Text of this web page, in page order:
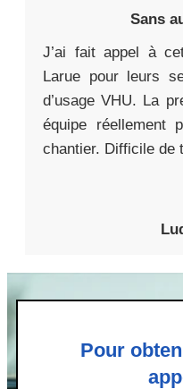
Sans
J’ai fait appel à
Larue pour leurs
d’usage VHU. La
équipe
chantier. Difficile de
Pour